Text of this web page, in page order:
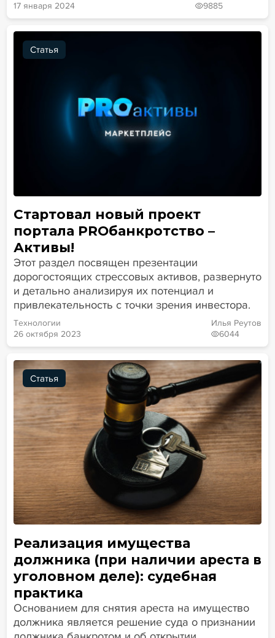
17 января 2024
9885
Статья
Стартовал новый проект
портала PROбанкротство –
Активы!
Этот раздел посвящен презентации
дорогостоящих стрессовых активов, развернуто
и детально анализируя их потенциал и
привлекательность с точки зрения инвестора.
Технологии
26 октября 2023
Илья Реутов
6044
Статья
Реализация имущества
должника (при наличии ареста в
уголовном деле): судебная
практика
Основанием для снятия ареста на имущество
должника является решение суда о признании